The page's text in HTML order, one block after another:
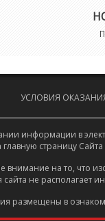
УСЛОВИЯ
информации в
главную страницу
на то, что
не располагает
размещены в